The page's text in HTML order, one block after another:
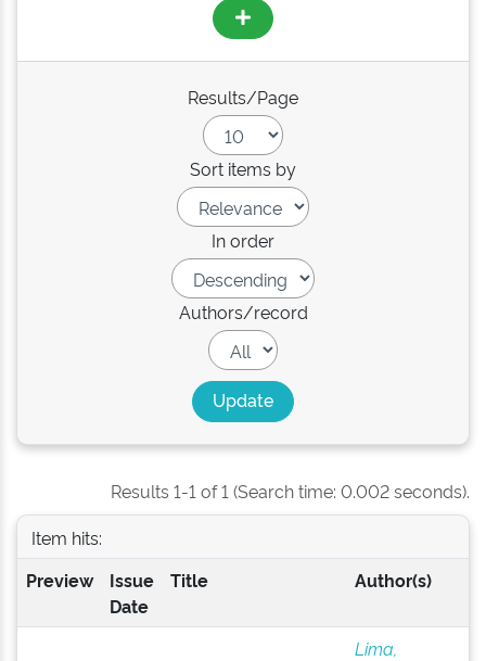
Results/Page
Sort items by
In order
Authors/record
Results 1-1 of 1 (Search time: 0.002 seconds).
Item hits:
Preview
Issue
Date
Title Author(s)
Lima,